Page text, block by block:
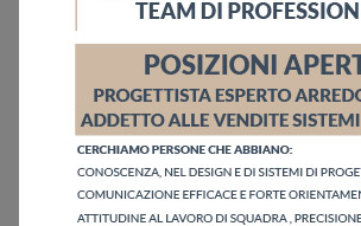
Ho letto l'informativa sullaPrivacy
Invia